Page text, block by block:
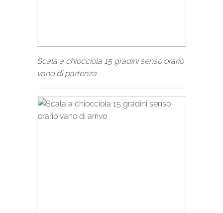
Scala a chiocciola 15 gradini senso orario
vano di partenza